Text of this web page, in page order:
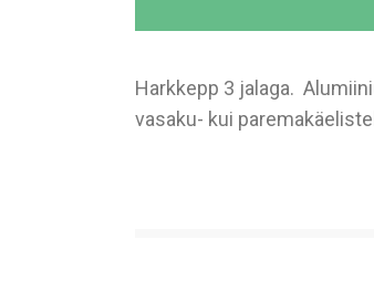
Harkkepp 3 jalaga.
vasaku- kui